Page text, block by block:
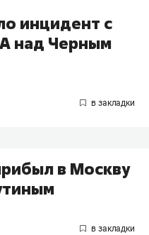
инцидент с
над Черным
в Москву